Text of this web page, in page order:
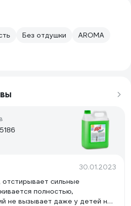
Без отдушки
AROMA
30.01.2023
сильные
полностью,
не вызывает даже у детей не